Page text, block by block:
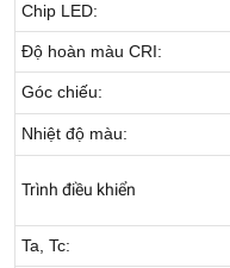
Chip LED:
Độ hoàn màu CRI:
Góc chiếu:
Nhiệt độ màu:
Trình điều khiển
Ta, Tc: